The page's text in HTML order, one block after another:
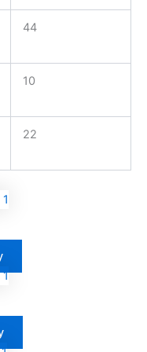
44
10
22